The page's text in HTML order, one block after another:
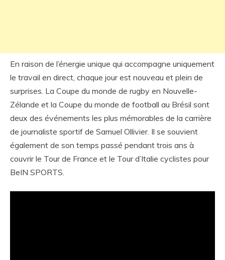
En raison de l’énergie unique qui accompagne uniquement
le travail en direct, chaque jour est nouveau et plein de
surprises. La Coupe du monde de rugby en Nouvelle-
Zélande et la Coupe du monde de football au Brésil sont
deux des événements les plus mémorables de la carrière
de journaliste sportif de Samuel Ollivier. Il se souvient
également de son temps passé pendant trois ans à
couvrir le Tour de France et le Tour d’Italie cyclistes pour
BeIN SPORTS.